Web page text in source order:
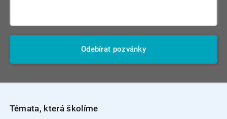
Odebírat pozvánky
Témata, která školíme